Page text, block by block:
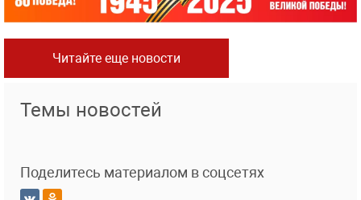
Читайте еще новости
Темы новостей
Поделитесь материалом в соцсетях